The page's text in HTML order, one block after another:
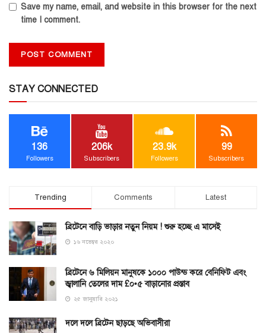
Save my name, email, and website in this browser for the next
time I comment.
STAY CONNECTED
136
Followers
206k
Subscribers
23.9k
Followers
99
Subscribers
Trending Comments Latest
ব্রিটেনে বাড়ি ভাড়ার নতুন নিয়ম ! শুরু হচ্ছে এ মাসেই
১৬ নভেম্বর ২০২০
ব্রিটেনে ৬ মিলিয়ন মানুষকে ১০০০ পাউন্ড করে বেনিফিট এবং
জ্বালানি তেলের দাম £০•৫ বাড়ানোর প্রস্তাব
২৫ জানুয়ারি ২০২১
দলে দলে ব্রিটেন ছাড়ছে অভিবাসীরা